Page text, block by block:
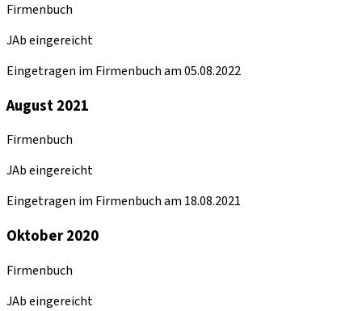
Firmenbuch
JAb eingereicht
Eingetragen im Firmenbuch am 05.08.2022
August 2021
Firmenbuch
JAb eingereicht
Eingetragen im Firmenbuch am 18.08.2021
Oktober 2020
Firmenbuch
JAb eingereicht